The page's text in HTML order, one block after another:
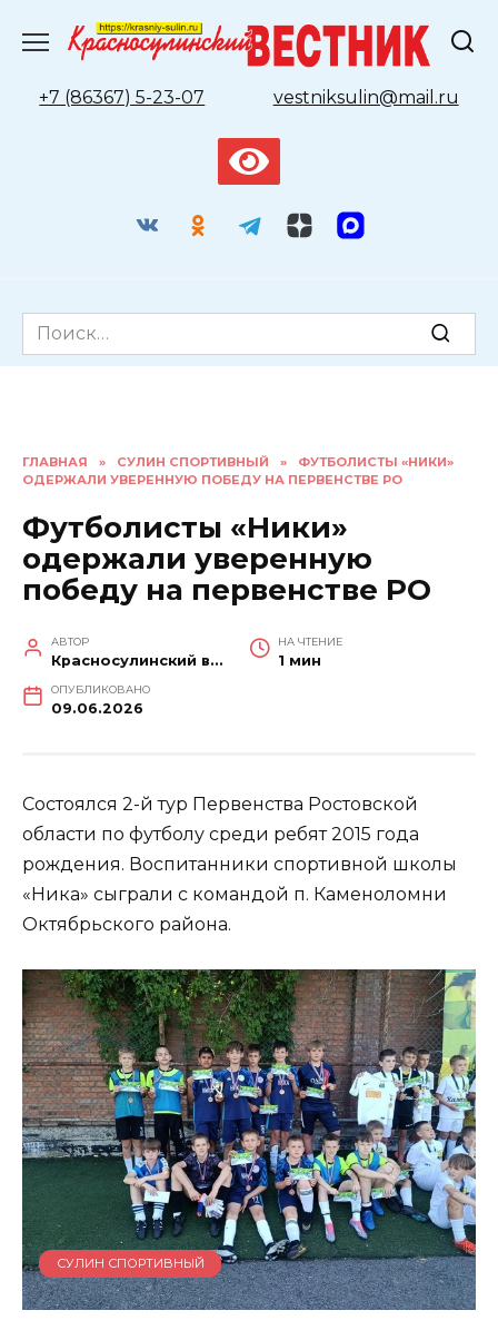
содержанию
+7 (86367) 5-23-07
vestniksulin@mail.ru
Search
for:
ГЛАВНАЯ » СУЛИН СПОРТИВНЫЙ »
ФУТБОЛИСТЫ «НИКИ»
ОДЕРЖАЛИ УВЕРЕННУЮ ПОБЕДУ НА ПЕРВЕНСТВЕ РО
Футболисты «Ники»
одержали уверенную
победу на первенстве РО
АВТОР
Красносулинский вестник
НА ЧТЕНИЕ
1 мин
ОПУБЛИКОВАНО
09.06.2026
Состоялся 2-й тур Первенства Ростовской
области по футболу среди ребят 2015 года
рождения. Воспитанники спортивной школы
«Ника» сыграли с командой п. Каменоломни
Октябрьского района.
СУЛИН СПОРТИВНЫЙ